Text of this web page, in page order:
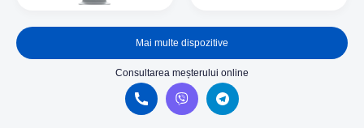
Mai multe dispozitive
Consultarea meșterului online